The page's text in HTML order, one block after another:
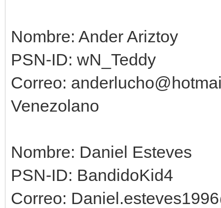
Nombre: Ander Ariztoy
PSN-ID: wN_Teddy
Correo:
Venezolano
Nombre: Daniel Esteves
PSN-ID: BandidoKid4
Correo: